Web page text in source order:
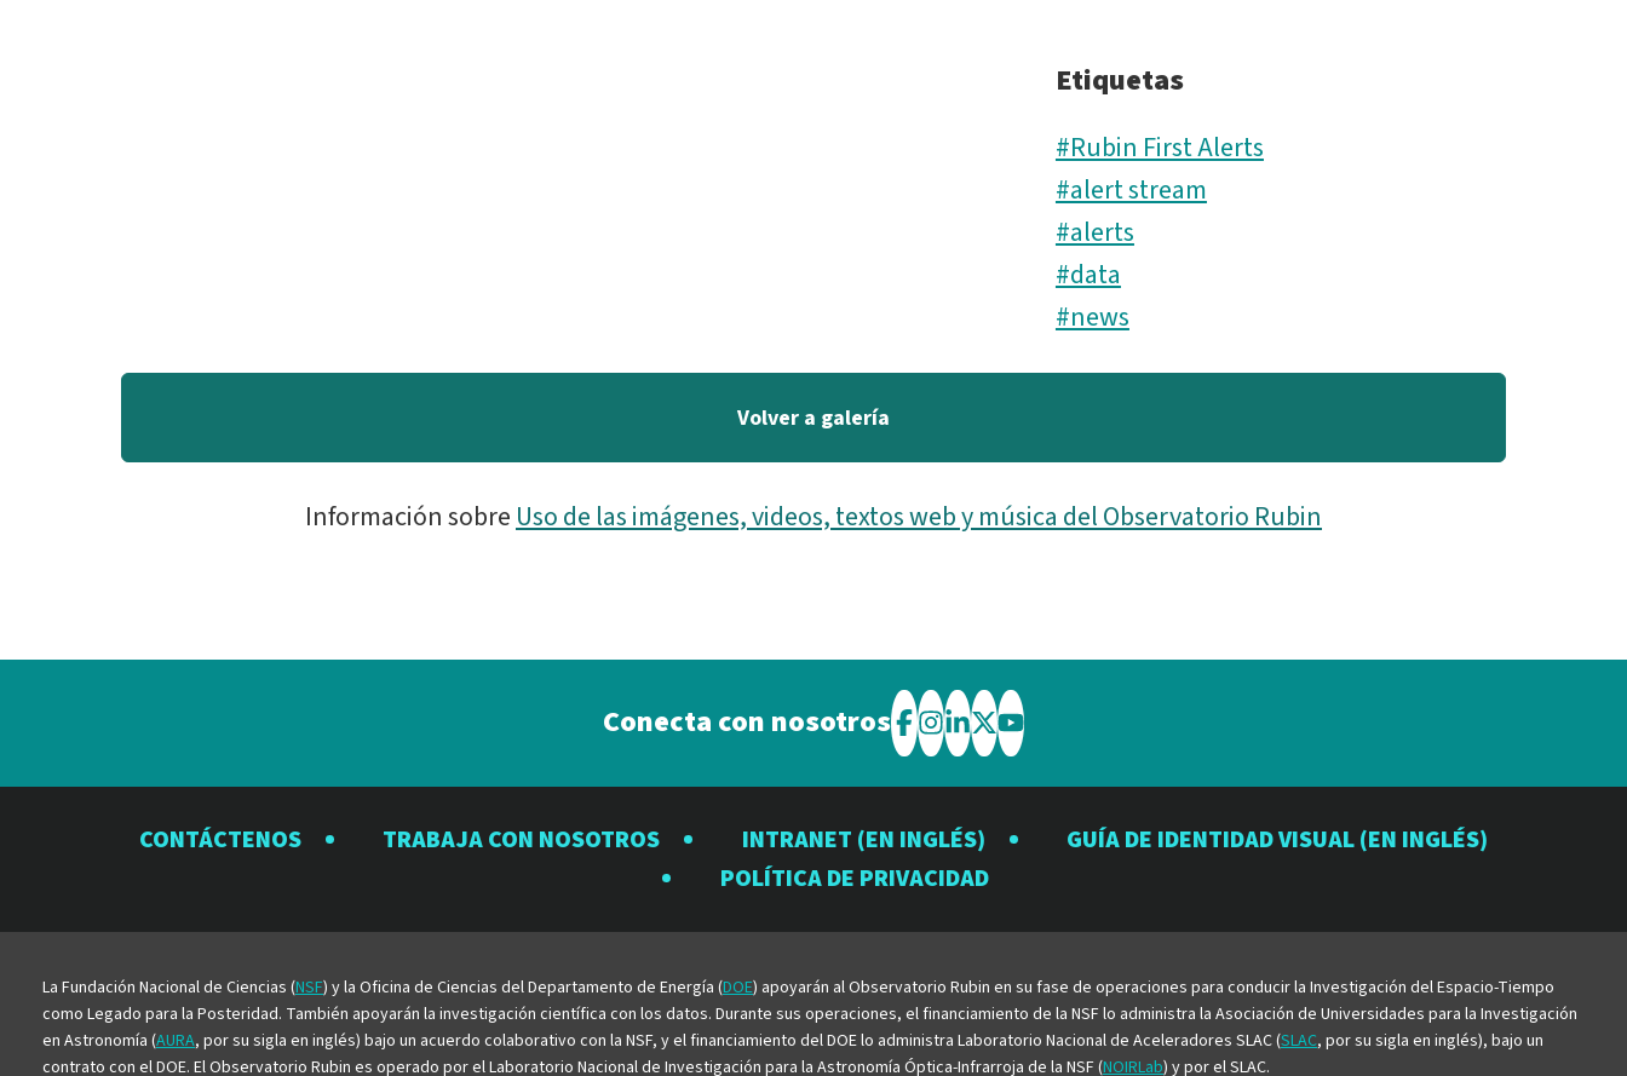
Etiquetas
#Rubin First Alerts
#alert stream
#alerts
#data
#news
Volver a galería
Información sobre Uso de las imágenes, videos, textos web y música del Observatorio Rubin
Conecta con nosotros Visite
el
Observatorio
Rubin
Visite
el
Observatorio
Rubin
Visite
el
Observatorio
Rubin
Visite
el
Observatorio
Rubin
Visite
el
Observatorio
CONTÁCTENOS TRABAJA CON NOSOTROS INTRANET (EN INGLÉS)
GUÍA DE IDENTIDAD VISUAL (EN INGLÉS)
POLÍTICA DE PRIVACIDAD
La Fundación Nacional de Ciencias (NSF) y la Oficina de Ciencias del Departamento de Energía (DOE) apoyarán al Observatorio Rubin en su fase de operaciones para conducir la Investigación del Espacio-Tiempo
como Legado para la Posteridad. También apoyarán la investigación científica con los datos. Durante sus operaciones, el financiamiento de la NSF lo administra la Asociación de Universidades para la Investigación
en Astronomía (AURA, por su sigla en inglés) bajo un acuerdo colaborativo con la NSF, y el financiamiento del DOE lo administra Laboratorio Nacional de Aceleradores SLAC (SLAC, por su sigla en inglés), bajo un
contrato con el DOE. El Observatorio Rubin es operado por el Laboratorio Nacional de Investigación para la Astronomía Óptica-Infrarroja de la NSF (NOIRLab) y por el SLAC.